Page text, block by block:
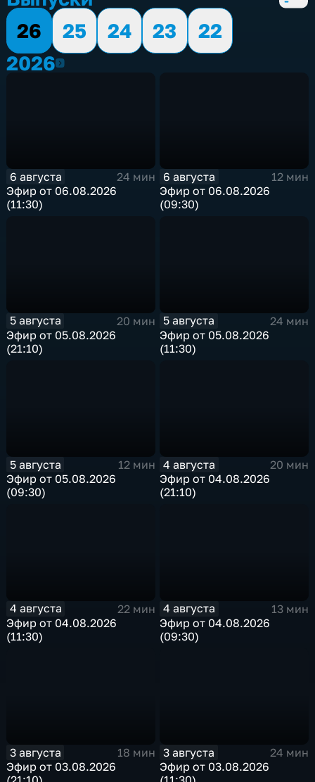
26
25 24 23
22
20262026
6 августа
24 мин
Эфир от 06.08.2026
(11:30)
6 августа
12 мин
Эфир от 06.08.2026
(09:30)
5 августа
20 мин
Эфир от 05.08.2026
(21:10)
5 августа
24 мин
Эфир от 05.08.2026
(11:30)
5 августа
12 мин
Эфир от 05.08.2026
(09:30)
4 августа
20 мин
Эфир от 04.08.2026
(21:10)
4 августа
22 мин
Эфир от 04.08.2026
(11:30)
4 августа
13 мин
Эфир от 04.08.2026
(09:30)
3 августа
18 мин
Эфир от 03.08.2026
3 августа
24 мин
Эфир от 03.08.2026